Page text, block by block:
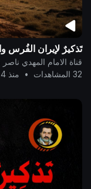
تَذكيرٌ لإيران الفُرس
قناة الامام المهدي
32 المشاهدات
• منذ 4 شهور